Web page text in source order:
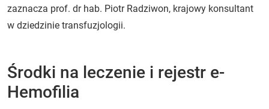
zaznacza prof. dr hab. Piotr Radziwon, krajowy konsultant
w dziedzinie transfuzjologii.
Środki na leczenie i rejestr e-
Hemofilia